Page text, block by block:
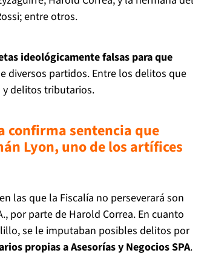
entre otros.
ideológicamente falsas para que
diversos partidos. Entre los delitos que
y delitos tributarios.
confirma sentencia que
Lyon, uno de los artífices
las que la Fiscalía no perseverará son
por parte de Harold Correa. En cuanto
se le imputaban posibles delitos por
propias a Asesorías y Negocios SPA.